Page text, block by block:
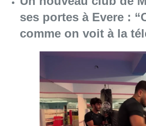
08 août 2026Consulter l'article "Un
Au Moeraske, Bart